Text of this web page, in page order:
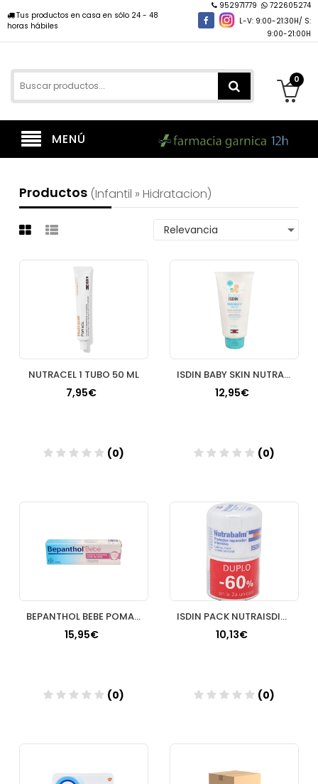
Tus productos en casa en sólo 24 - 48
horas hábiles
952971779
722605274
L-V: 9:00-21:30H/ S:
9:00-21:00H
0
MENÚ
Productos (infantil » Hidratacion)
NUTRACEL 1 TUBO 50 ML
7,95€
(0)
ISDIN BABY SKIN NUTRAISDIN NAPPY 250 ML
12,95€
(0)
Añadir
BEPANTHOL BEBE POMADA 100 G
15,95€
(0)
ISDIN PACK NUTRAISDIN TARRO
10,13€
(0)